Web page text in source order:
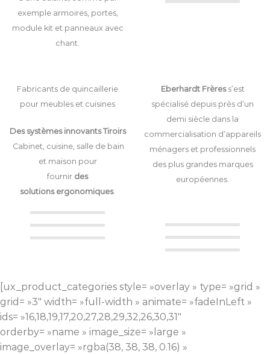
exemple armoires, portes,
module kit et panneaux avec
chant.
Fabricants de quincaillerie
pour meubles et cuisines
Des systèmes innovants Tiroirs
Cabinet, cuisine, salle de bain
et maison pour
fournir des
solutionsergonomiques.
Eberhardt Frèress’est
spécialisé depuis près d’un
demi siècle dans la
commercialisation d’appareils
ménagers et professionnels
des plus grandes marques
européennes.
[ux_product_categories style= »overlay » type= »grid »
grid= »3″ width= »full-width » animate= »fadeInLeft »
ids= »16,18,19,17,20,27,28,29,32,26,30,31″
orderby= »name » image_size= »large »
image_overlay= »rgba(38, 38, 38, 0.16) »